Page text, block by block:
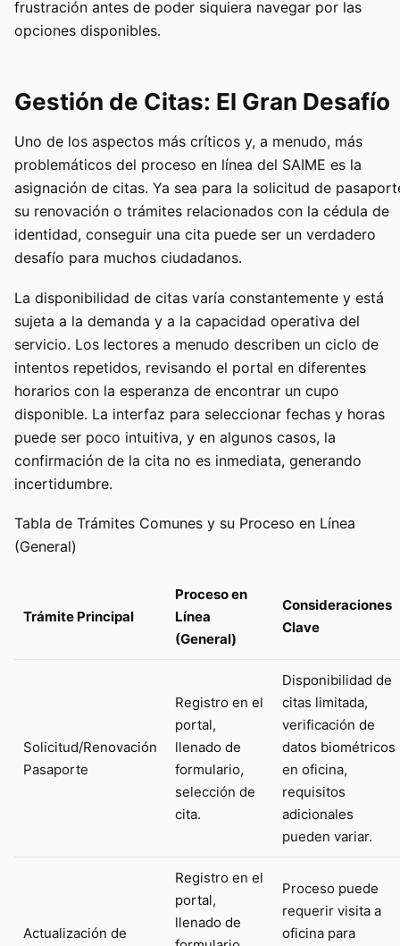
frustración antes de poder siquiera navegar por las
opciones disponibles.
Gestión de Citas: El Gran Desafío
Uno de los aspectos más críticos y, a menudo, más
problemáticos del proceso en línea del SAIME es la
asignación de citas. Ya sea para la solicitud de
su renovación o trámites relacionados con la cédula de
identidad, conseguir una cita puede ser un verdadero
desafío para muchos ciudadanos.
La disponibilidad de citas varía constantemente y está
sujeta a la demanda y a la capacidad operativa del
servicio. Los lectores a menudo describen un ciclo de
intentos repetidos, revisando el portal en diferentes
horarios con la esperanza de encontrar un cupo
disponible. La interfaz para seleccionar fechas y horas
puede ser poco intuitiva, y en algunos casos, la
confirmación de la cita no es inmediata, generando
incertidumbre.
Tabla de Trámites Comunes y su Proceso en Línea
(General)
Trámite Principal
Proceso en
Línea
(General)
Consideraciones
Clave
Solicitud/Renovación
Pasaporte
Registro en el
portal,
llenado de
formulario,
selección de
cita.
Disponibilidad de
citas limitada,
verificación de
datos biométricos
en oficina,
requisitos
adicionales
pueden variar.
Actualización de
Registro en el
portal,
llenado de
Proceso puede
requerir visita a
oficina para